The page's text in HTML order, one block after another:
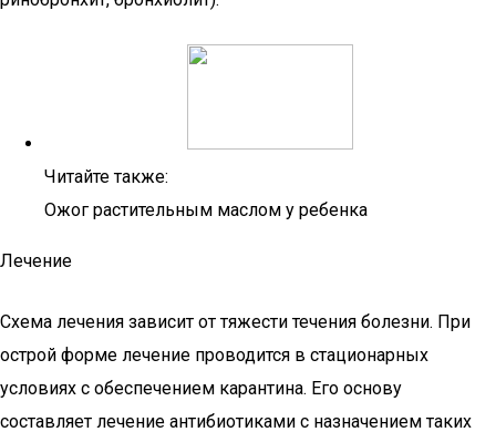
Читайте также:
Ожог растительным маслом у ребенка
Лечение
Схема лечения зависит от тяжести течения болезни. При
острой форме лечение проводится в стационарных
условиях с обеспечением карантина. Его основу
составляет лечение антибиотиками с назначением таких